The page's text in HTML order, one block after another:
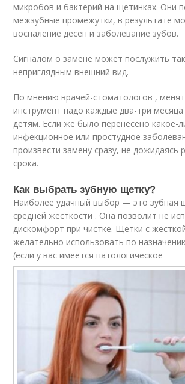
микробов и бактерий на щетинках. Они
межзубные промежутки, в результате
воспаление десен и заболевание зубов.
Сигналом о замене может послужить
неприглядным внешний вид.
По мнению врачей-стоматологов ,
инструмент надо каждые два-три
детям. Если же было перенесено какое-
инфекционное или простудное
произвести замену сразу, не дожидаясь
срока.
Как выбрать зубную щетку?
Наиболее удачный выбор — это зубная
средней жесткости . Она позволит не
дискомфорт при чистке. Щетки с
желательно использовать по
(если у вас имеется патологическое